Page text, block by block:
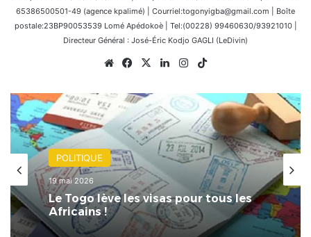
65386500501-49 (agence kpalimé) | Courriel:togonyigba@gmail.com | Boîte
postale:23BP90053539 Lomé Apédokoè | Tel:(00228) 99460630/93921010 |
Directeur Général : José-Éric Kodjo GAGLI (LeDivin)
WebsiteFacebook
X LinkedinInstagram
POLITIQUE
19 mai 2026
Le Togo lève les visas pour tous les
Africains !